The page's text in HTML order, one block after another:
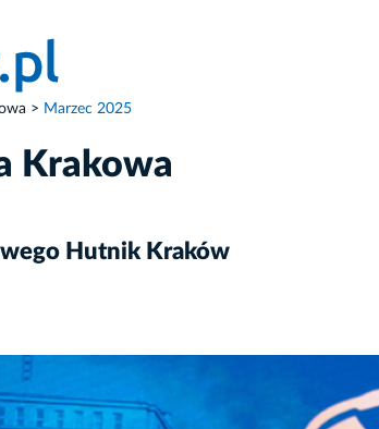
Marzec 2025
Krakowa
Hutnik Kraków